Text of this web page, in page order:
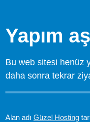
Yapım
Bu web sitesi henüz
daha sonra tekrar
Alan adıGüzel Hosting